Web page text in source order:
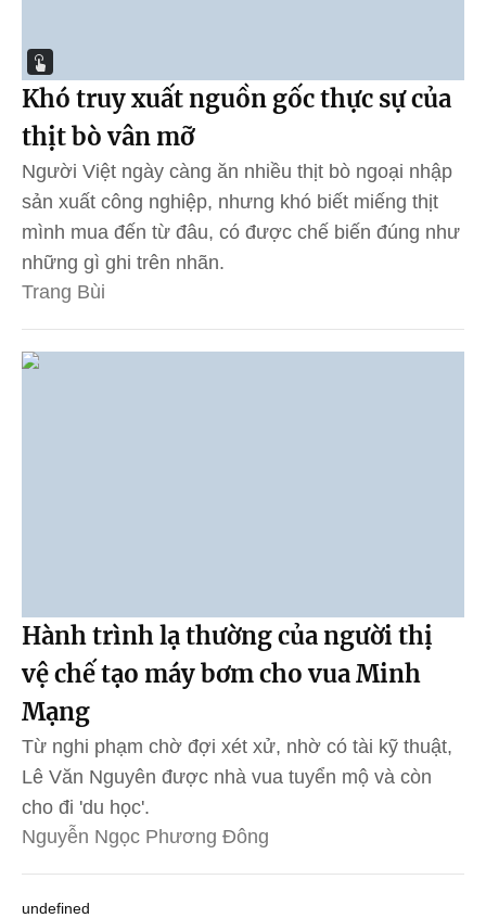
Khó truy xuất nguồn gốc thực sự của
thịt bò vân mỡ
Người Việt ngày càng ăn nhiều thịt bò ngoại nhập
sản xuất công nghiệp, nhưng khó biết miếng thịt
mình mua đến từ đâu, có được chế biến đúng như
những gì ghi trên nhãn.
Trang Bùi
Hành trình lạ thường của người thị
vệ chế tạo máy bơm cho vua Minh
Mạng
Từ nghi phạm chờ đợi xét xử, nhờ có tài kỹ thuật,
Lê Văn Nguyên được nhà vua tuyển mộ và còn
cho đi 'du học'.
Nguyễn Ngọc Phương Đông
undefined